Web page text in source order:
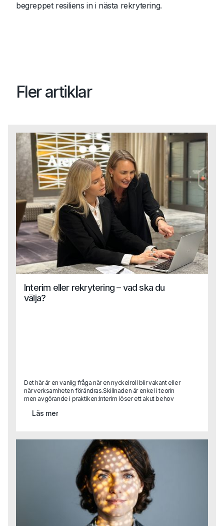
begreppet resiliens in i nästa rekrytering.
Fler artiklar
Interim eller rekrytering – vad ska du
välja?
Det här är en vanlig fråga när en nyckelroll blir vakant eller
när verksamheten förändras.Skillnaden är enkel i teorin
men avgörande i praktiken:Interim löser ett akut behov
bygger för framtiden.Det handlar inte om vilket som är
Läs mer